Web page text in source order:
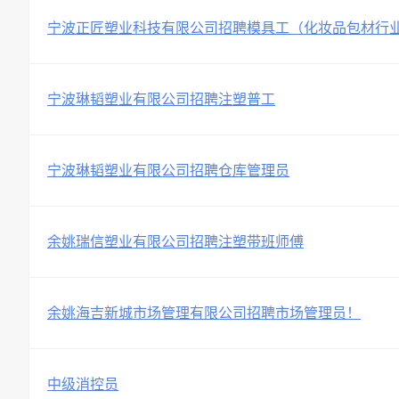
宁波正匠塑业科技有限公司招聘模具工（化妆品包材行
宁波琳韬塑业有限公司招聘注塑普工
宁波琳韬塑业有限公司招聘仓库管理员
余姚瑞信塑业有限公司招聘注塑带班师傅
余姚海吉新城市场管理有限公司招聘市场管理员！
中级消控员